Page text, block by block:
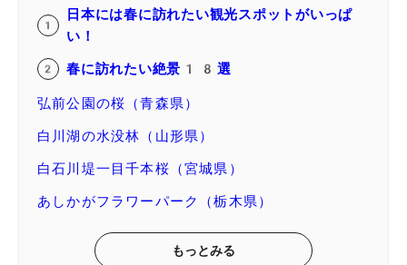
日本には春に訪れたい観光スポットがいっぱ
い！
春に訪れたい絶景18選
弘前公園の桜（青森県）
白川湖の水没林（山形県）
白石川堤一目千本桜（宮城県）
あしかがフラワーパーク（栃木県）
もっとみる